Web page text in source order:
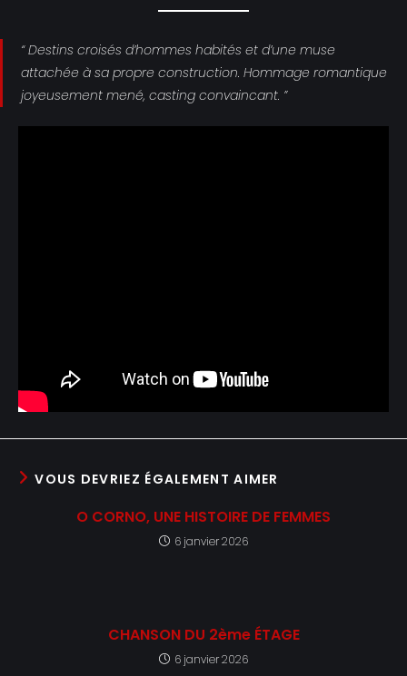
“ Destins croisés d’hommes habités et d’une muse
attachée à sa propre construction. Hommage romantique
joyeusement mené, casting convaincant. ”
VOUS DEVRIEZ ÉGALEMENT AIMER
O CORNO, UNE HISTOIRE DE FEMMES
6 janvier 2026
CHANSON DU 2ème ÉTAGE
6 janvier 2026